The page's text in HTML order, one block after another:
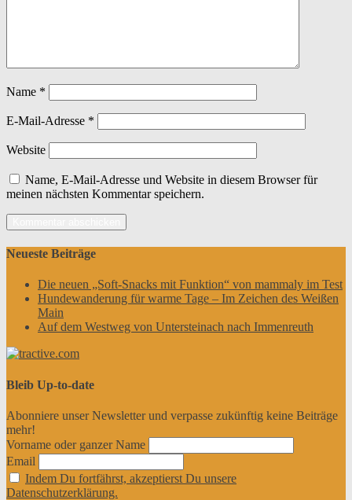
Name *
E-Mail-Adresse *
Website
Name, E-Mail-Adresse und Website in diesem Browser für
meinen nächsten Kommentar speichern.
Neueste Beiträge
Die neuen „Soft-Snacks mit Funktion“ von mammaly im Test
Hundewanderung für warme Tage – Im Zeichen des Weißen
Main
Auf dem Westweg von Untersteinach nach Immenreuth
Bleib Up-to-date
Abonniere unser Newsletter und verpasse zukünftig keine Beiträge
mehr!
Vorname oder ganzer Name
Email
Indem Du fortfährst, akzeptierst Du unsere
Datenschutzerklärung.